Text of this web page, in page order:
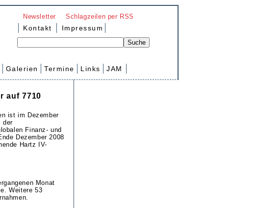
Newsletter Schlagzeilen per RSS
Kontakt Impressum
Galerien Termine Links JAM
auf 7710
ist im Dezember
der
Finanz- und
Dezember 2008
Hartz IV-
Monat
Weitere 53